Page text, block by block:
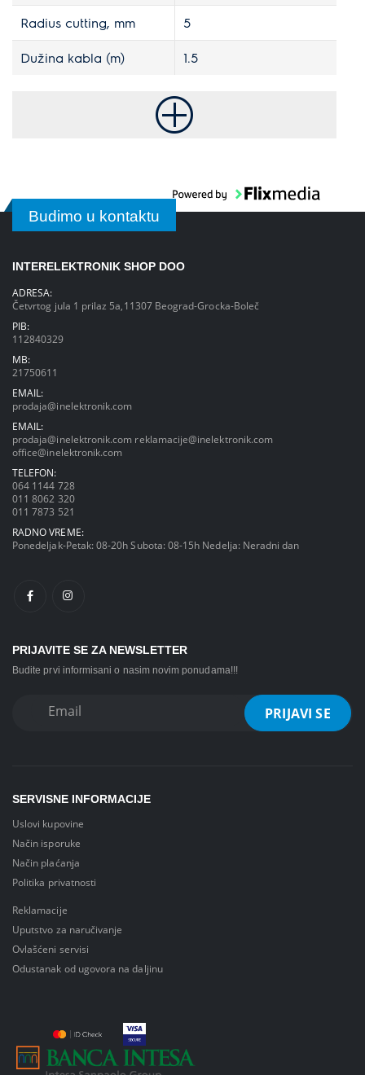
Radius cutting, mm 5
Dužina kabla (m) 1.5
Budimo u kontaktu
INTERELEKTRONIK SHOP DOO
ADRESA:
Četvrtog jula 1 prilaz 5a,11307 Beograd-Grocka-Boleč
PIB:
112840329
MB:
21750611
EMAIL:
prodaja@inelektronik.com
EMAIL:
prodaja@inelektronik.com reklamacije@inelektronik.com
office@inelektronik.com
TELEFON:
064 1144 728
011 8062 320
011 7873 521
RADNO VREME:
Ponedeljak-Petak: 08-20h Subota: 08-15h Nedelja: Neradni dan
PRIJAVITE SE ZA NEWSLETTER
Budite prvi informisani o nasim novim ponudama!!!
SERVISNE INFORMACIJE
Uslovi kupovine
Način isporuke
Način plaćanja
Politika privatnosti
Reklamacije
Uputstvo za naručivanje
Ovlašćeni servisi
Odustanak od ugovora na daljinu